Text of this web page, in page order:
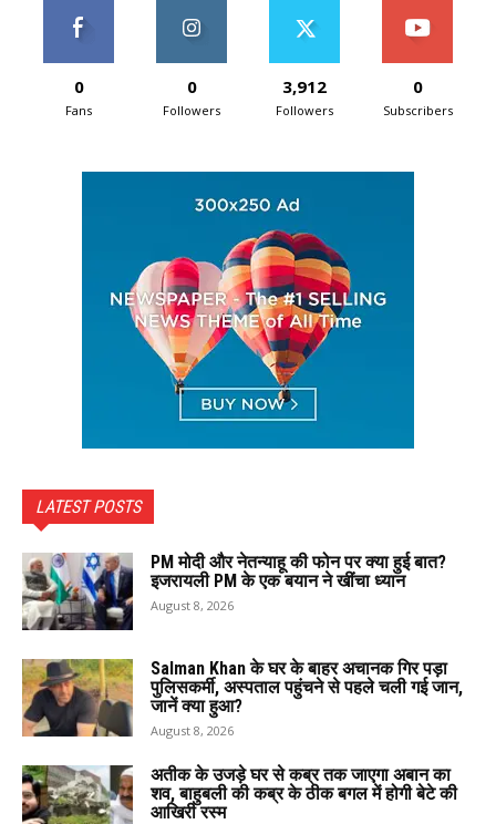
0
Fans
0
Followers
3,912
Followers
0
Subscribers
LATEST POSTS
PM मोदी और नेतन्याहू की फोन पर क्या हुई बात?
इजरायली PM के एक बयान ने खींचा ध्यान
August 8, 2026
Salman Khan के घर के बाहर अचानक गिर पड़ा
पुलिसकर्मी, अस्पताल पहुंचने से पहले चली गई जान,
जानें क्या हुआ?
August 8, 2026
अतीक के उजड़े घर से कब्र तक जाएगा अबान का
शव, बाहुबली की कब्र के ठीक बगल में होगी बेटे की
आखिरी रस्म